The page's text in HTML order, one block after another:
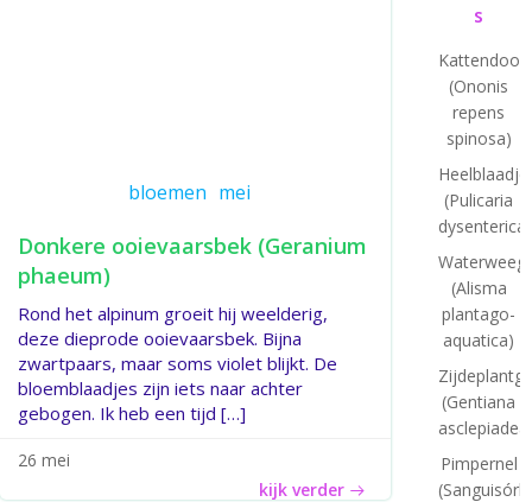
bloemen mei
Donkere ooievaarsbek (Geranium
phaeum)
Rond het alpinum groeit hij weelderig,
deze dieprode ooievaarsbek. Bijna
zwartpaars, maar soms violet blijkt. De
bloemblaadjes zijn iets naar achter
gebogen. Ik heb een tijd […]
26 mei
kijk verder
s
(Ononis
repens
spinosa)
(Pulicaria
dysenterica)
(Alisma
plantago-
aquatica)
(Gentiana
Pimpernel